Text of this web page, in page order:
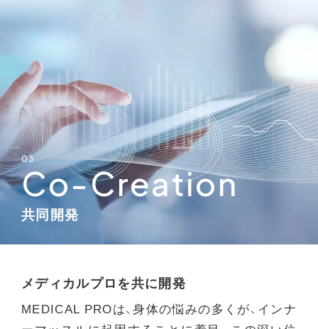
03
Co-Creation
共同開発
メディカルプロを共に開発
MEDICAL PROは、身体の悩みの多くが、インナ